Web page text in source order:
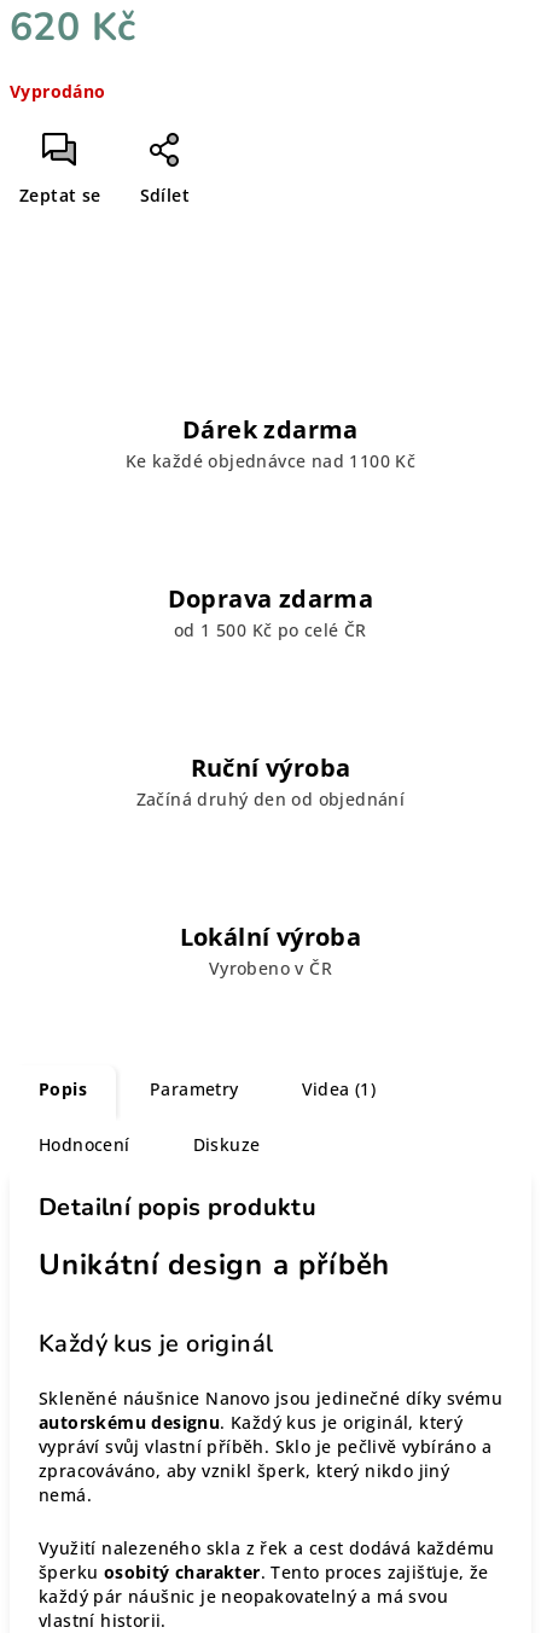
620 Kč
cena:
Vyprodáno
Zeptat se Sdílet
Dárek zdarma
Ke každé objednávce nad 1100 Kč
Doprava zdarma
od 1 500 Kč po celé ČR
Ruční výroba
Začíná druhý den od objednání
Lokální výroba
Vyrobeno v ČR
Popis Parametry Videa (1)
Hodnocení Diskuze
Detailní popis produktu
Unikátní design a příběh
Každý kus je originál
Skleněné náušnice Nanovo jsou jedinečné díky svému
autorskému designu. Každý kus je originál, který
vypráví svůj vlastní příběh. Sklo je pečlivě vybíráno a
zpracováváno, aby vznikl šperk, který nikdo jiný
nemá.
Využití nalezeného skla z řek a cest dodává každému
šperku osobitý charakter. Tento proces zajišťuje, že
každý pár náušnic je neopakovatelný a má svou
vlastní historii.